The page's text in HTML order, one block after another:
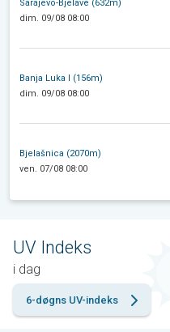
Sarajevo-Bjelave (632m)
dim. 09/08 08:00
Banja Luka I (156m)
dim. 09/08 08:00
Bjelašnica (2070m)
ven. 07/08 08:00
UV Indeks
i dag
6-døgns UV-indeks